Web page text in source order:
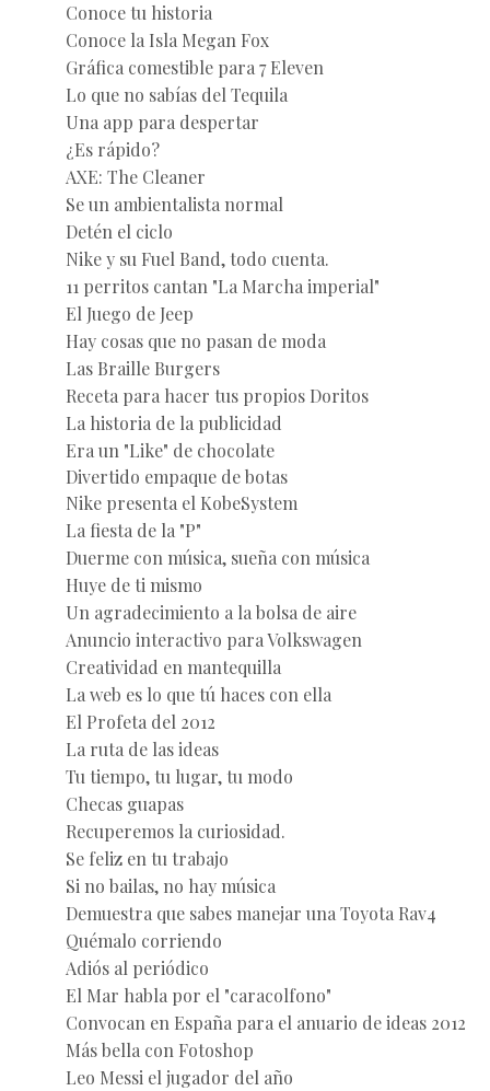
Conoce tu historia
Conoce la Isla Megan Fox
Gráfica comestible para 7 Eleven
Lo que no sabías del Tequila
Una app para despertar
¿Es rápido?
AXE: The Cleaner
Se un ambientalista normal
Detén el ciclo
Nike y su Fuel Band, todo cuenta.
11 perritos cantan "La Marcha imperial"
El Juego de Jeep
Hay cosas que no pasan de moda
Las Braille Burgers
Receta para hacer tus propios Doritos
La historia de la publicidad
Era un "Like" de chocolate
Divertido empaque de botas
Nike presenta el KobeSystem
La fiesta de la "P"
Duerme con música, sueña con música
Huye de ti mismo
Un agradecimiento a la bolsa de aire
Anuncio interactivo para Volkswagen
Creatividad en mantequilla
La web es lo que tú haces con ella
El Profeta del 2012
La ruta de las ideas
Tu tiempo, tu lugar, tu modo
Checas guapas
Recuperemos la curiosidad.
Se feliz en tu trabajo
Si no bailas, no hay música
Demuestra que sabes manejar una Toyota Rav4
Quémalo corriendo
Adiós al periódico
El Mar habla por el "caracolfono"
Convocan en España para el anuario de ideas 2012
Más bella con Fotoshop
Leo Messi el jugador del año